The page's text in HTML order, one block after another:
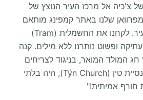
צ'כיה אל מרכז העיר הנוצץ של
שלנו באתר קמפינג מותאם
לחורף ממש מחוץ לעיר. לקחנו את החשמלית (Tram)
ופשוט נותרנו ללא מילים. קנה
המולד המואר, בניגוד לצריחים
הגותיים הכהים של כנסיית טין (Týn Church), היה בלתי
חורף אמיתית!"